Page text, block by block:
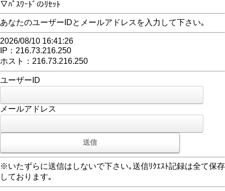
▽ﾊﾟｽﾜｰﾄﾞのﾘｾｯﾄ
あなたのユーザーIDとメールアドレスを入力して下さい｡
2026/08/10 16:41:26
IP：216.73.216.250
ホスト：216.73.216.250
ユーザーID
メールアドレス
※いたずらに送信はしないで下さい｡送信ﾘｸｴｽﾄ記録は全て保存
しております｡